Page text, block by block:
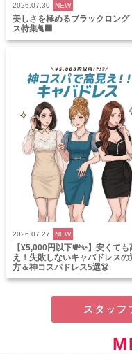
2026.07.30 NEW
美しさを極めるブラックロング
ス特集🐈‍⬛
2026.07.27 NEW
【¥5,000円以下💸✨】安くても
え！失敗しないキャバドレスの
方＆神コスパドレス5選👗
スタッフ